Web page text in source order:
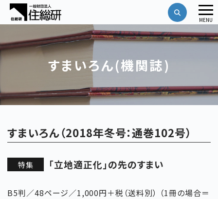
すまいろん(機関誌)
すまいろん（2018年冬号：通巻102号）
特集 「立地適正化」の先のすまい
B5判／48ページ／1,000円＋税（送料別） （1冊の場合＝
メ
ニ
ュ
MENU